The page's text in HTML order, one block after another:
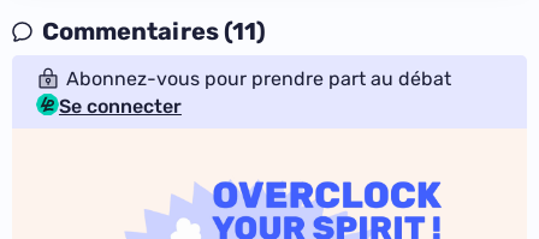
Commentaires (11)
Abonnez-vous pour prendre part au débat
Se connecter